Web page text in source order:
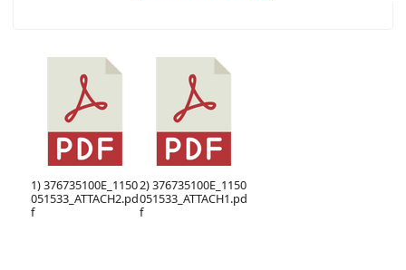
1) 376735100E_1150
051533_ATTACH2.pd
f
2) 376735100E_1150
051533_ATTACH1.pd
f